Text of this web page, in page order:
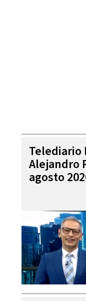
Telediario
Alejandro
agosto